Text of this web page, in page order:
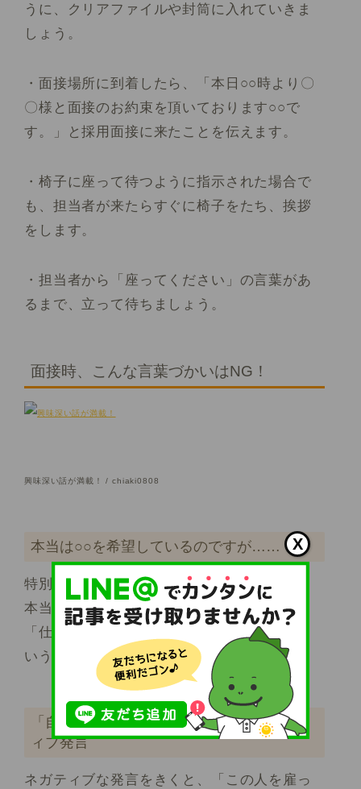
うに、クリアファイルや封筒に入れていきま
しょう。
・面接場所に到着したら、「本日○○時より〇
〇様と面接のお約束を頂いております○○で
す。」と採用面接に来たことを伝えます。
・椅子に座って待つように指示された場合で
も、担当者が来たらすぐに椅子をたち、挨拶
をします。
・担当者から「座ってください」の言葉があ
るまで、立って待ちましょう。
面接時、こんな言葉づかいはNG！
興味深い話が満載！ / chiaki0808
本当は○○を希望しているのですが……
特別養護老人ホームの面接にきているのに、
本当は有料老人ホームを希望しているなど。
「仕方なくうちに面接にきているんだな」と
いう印象を与えてしまいます。
「自分にできるか不安です」などのネガテ
ィブ発言
ネガティブな発言をきくと、「この人を雇っ
X